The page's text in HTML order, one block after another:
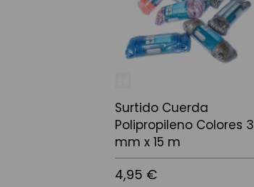
Surtido Cuerda
Polipropileno Colores 3
mm x 15 m
4,95 €